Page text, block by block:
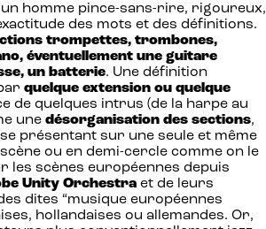
homme pince-sans-rire, rigoureux,
des mots et des définitions.
trompettes, trombones,
éventuellement une guitare
un batterie. Une définition
quelque extension ou quelque
de quelques intrus (de la harpe au
une désorganisation des sections,
présentant sur une seule et même
scène ou en demi-cercle comme on le
les scènes européennes depuis
Unity Orchestra et de leurs
dites “musique européennes
hollandaises ou allemandes. Or,